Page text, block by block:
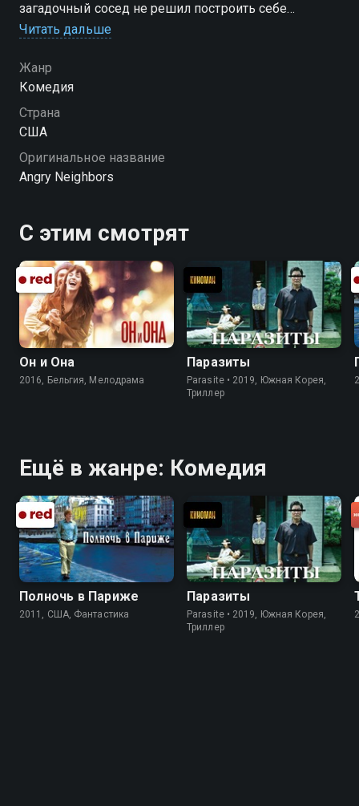
загадочный сосед не решил построить себе
огромный особняк. Все мы сталкивались по жизни с
Читать дальше
Жанр
Комедия
Страна
США
Оригинальное название
Angry Neighbors
С этим смотрят
Он и Она
2016, Бельгия, Мелодрама
Паразиты
Parasite • 2019, Южная Корея,
Триллер
Ещё в жанре: Комедия
Полночь в Париже
2011, США, Фантастика
Паразиты
Parasite • 2019, Южная Корея,
Триллер